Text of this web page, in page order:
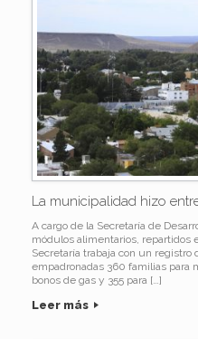
La municipalidad hizo
A cargo de la Secretaría de
módulos alimentarios, repartidos
Secretaría trabaja con un registro
empadronadas 360 familias para
bonos de gas y 355 para […]
Leer más